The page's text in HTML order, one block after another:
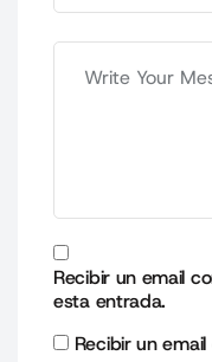
Recibir un email
esta entrada.
Recibir un